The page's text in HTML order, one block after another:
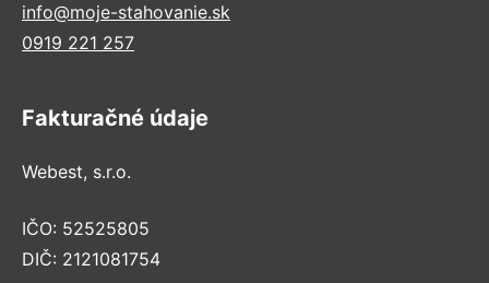
info@moje-stahovanie.sk
0919 221 257
Fakturačné údaje
Webest, s.r.o.
IČO: 52525805
DIČ: 2121081754